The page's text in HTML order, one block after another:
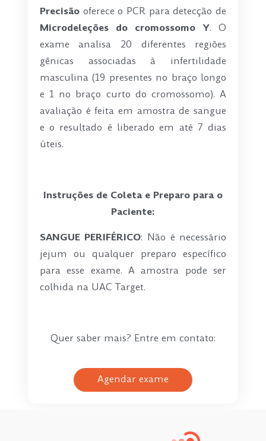
Precisão oferece o PCR para detecção de
Microdeleções do cromossomo Y. O
exame analisa 20 diferentes regiões
gênicas associadas à infertilidade
masculina (19 presentes no braço longo
e 1 no braço curto do cromossomo). A
avaliação é feita em amostra de sangue
e o resultado é liberado em até 7 dias
úteis.
Instruções de Coleta e Preparo para o
Paciente:
SANGUE PERIFÉRICO: Não é necessário
jejum ou qualquer preparo específico
para esse exame. A amostra pode ser
colhida na UAC Target.
Quer saber mais? Entre em contato:
Agendar exame